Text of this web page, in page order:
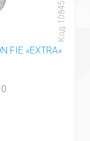
Код: 10845
FIE «EXTRA»
0